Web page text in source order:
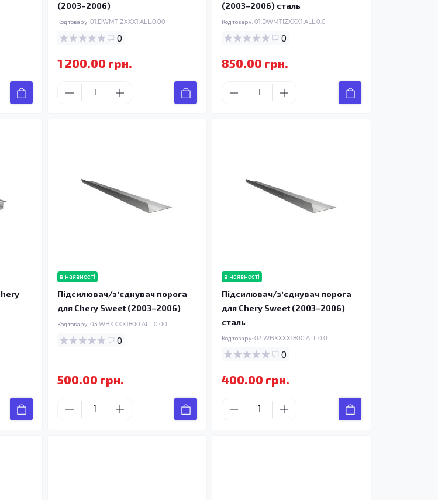
(2003–2006)
Код товару: 01.DWMTIZXXX1.ALL.0.00
0
1 200.00 грн.
(2003–2006) сталь
Код товару: 01.DWMTIZXXX1.ALL.0.0
0
850.00 грн.
в наявності
Підсилювач/зʼєднувач порога
для Chery Sweet (2003–2006)
Код товару: 03.WBXXXX1800.ALL.0.00
0
500.00 грн.
в наявності
Підсилювач/зʼєднувач порога
для Chery Sweet (2003–2006)
сталь
Код товару: 03.WBXXXX1800.ALL.0.0
0
400.00 грн.